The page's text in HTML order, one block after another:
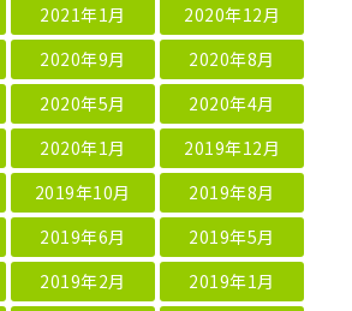
2021年1月
2020年12月
2020年9月
2020年8月
2020年5月
2020年4月
2020年1月
2019年12月
2019年10月
2019年8月
2019年6月
2019年5月
2019年2月
2019年1月